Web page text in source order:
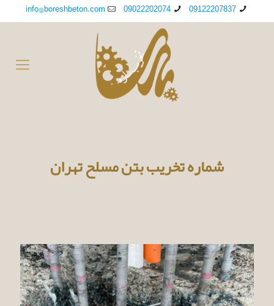
09122207837
09022202074
info@boreshbeton.com
شماره تخریب بتن مسلح تهران